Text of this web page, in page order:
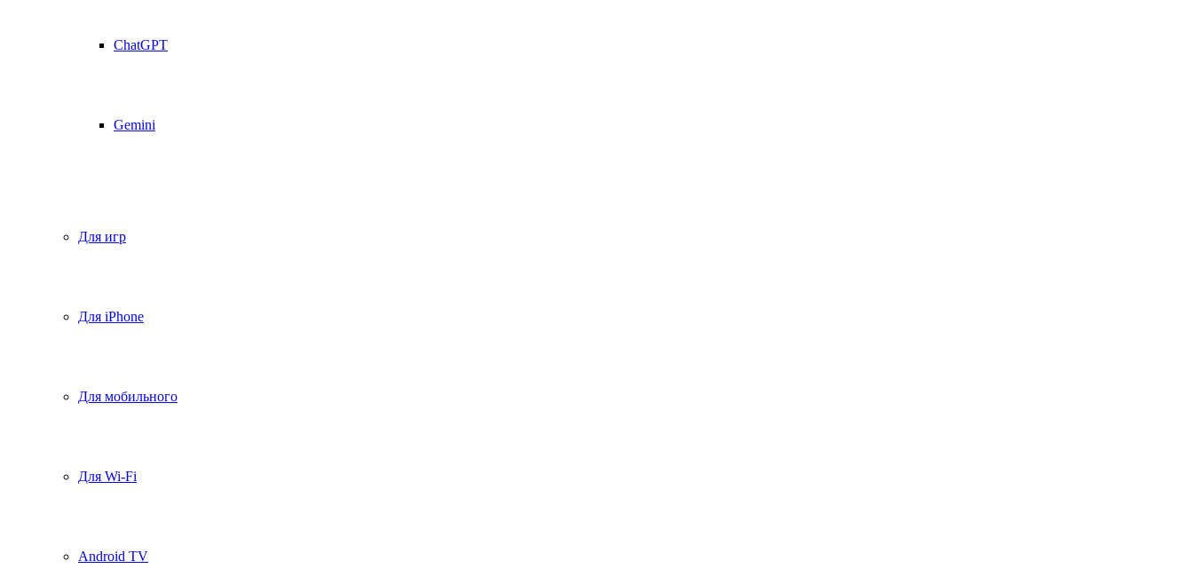
ChatGPT
Gemini
Для игр
Для iPhone
Для мобильного
Для Wi-Fi
Android TV